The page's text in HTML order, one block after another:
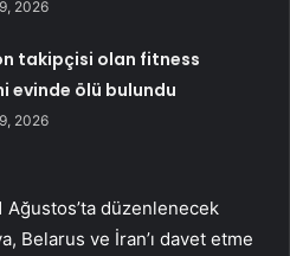
2026
takipçisi olan fitness
evinde ölü bulundu
2026
Ağustos’ta düzenlenecek
Belarus ve İran’ı davet etme